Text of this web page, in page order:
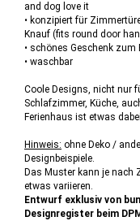
and dog love it
• konzipiert für
Knauf (fits round door
• schönes Geschenk
• waschbar
Coole Designs, nicht nur
Schlafzimmer, Küche,
Ferienhaus ist etwas
Hinweis: ohne Deko /
Designbeispiele.
Das Muster kann je nach
etwas variieren.
Entwurf exklusiv von
Designregister beim